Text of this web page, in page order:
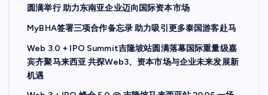
圆满举行 助力东南亚企业迈向国际资本市场
MyBHA签署三项合作备忘录 助力吸引更多泰国游客赴马
Web 3.0 + IPO Summit吉隆坡站圆满落幕国际重量级嘉
宾齐聚马来西亚 共探Web3、资本市场与企业未来发展新
机遇